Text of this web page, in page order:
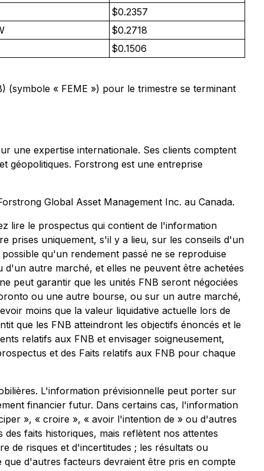
$0.2357
$0.2718
$0.1506
(symbole « FEME ») pour le trimestre se terminant
une expertise internationale. Ses clients comptent
géopolitiques. Forstrong est une entreprise
Global Asset Management Inc. au Canada.
lire le prospectus qui contient de l'information
prises uniquement, s'il y a lieu, sur les conseils d'un
qu'un rendement passé ne se reproduise
autre marché, et elles ne peuvent être achetées
peut garantir que les unités FNB seront négociées
ou une autre bourse, ou sur un autre marché,
moins que la valeur liquidative actuelle lors de
que les FNB atteindront les objectifs énoncés et le
relatifs aux FNB et envisager soigneusement,
et des Faits relatifs aux FNB pour chaque
L'information prévisionnelle peut porter sur
financier futur. Dans certains cas, l'information
», « croire », « avoir l'intention de » ou d'autres
faits historiques, mais reflètent nos attentes
de risques et d'incertitudes ; les résultats ou
que d'autres facteurs devraient être pris en compte